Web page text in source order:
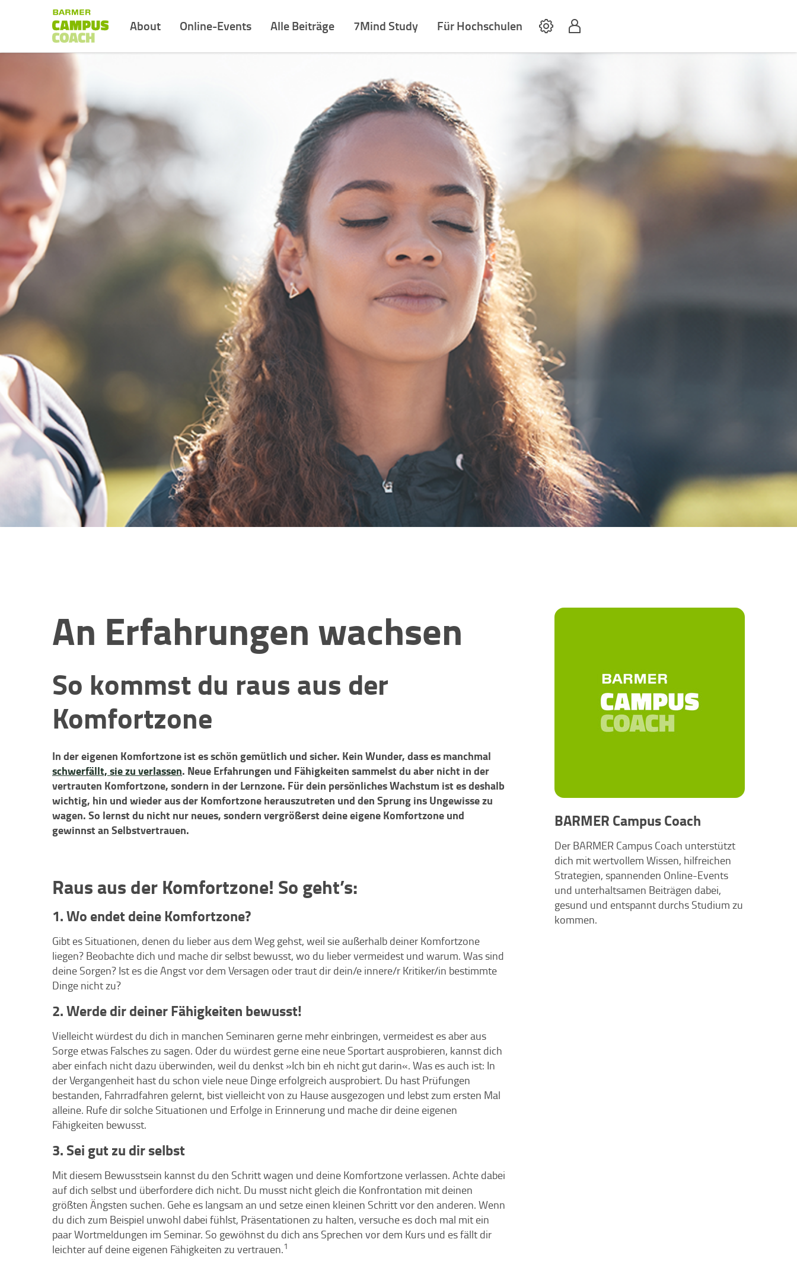
About Online-Events Alle Beiträge 7Mind Study Für Hochschulen SettingsProfil
An Erfahrungen wachsen
So kommst du raus aus der
Komfortzone
In der eigenen Komfortzone ist es schön gemütlich und sicher. Kein Wunder, dass es manchmal
schwerfällt, sie zu verlassen. Neue Erfahrungen und Fähigkeiten sammelst du aber nicht in der
vertrauten Komfortzone, sondern in der Lernzone. Für dein persönliches Wachstum ist es deshalb
wichtig, hin und wieder aus der Komfortzone herauszutreten und den Sprung ins Ungewisse zu
wagen. So lernst du nicht nur neues, sondern vergrößerst deine eigene Komfortzone und
gewinnst an Selbstvertrauen.
Raus aus der Komfortzone! So geht’s:
1. Wo endet deine Komfortzone?
Gibt es Situationen, denen du lieber aus dem Weg gehst, weil sie außerhalb deiner Komfortzone
liegen? Beobachte dich und mache dir selbst bewusst, wo du lieber vermeidest und warum. Was sind
deine Sorgen? Ist es die Angst vor dem Versagen oder traut dir dein/e innere/r Kritiker/in bestimmte
Dinge nicht zu?
2. Werde dir deiner Fähigkeiten bewusst!
Vielleicht würdest du dich in manchen Seminaren gerne mehr einbringen, vermeidest es aber aus
Sorge etwas Falsches zu sagen. Oder du würdest gerne eine neue Sportart ausprobieren, kannst dich
aber einfach nicht dazu überwinden, weil du denkst »Ich bin eh nicht gut darin«. Was es auch ist: In
der Vergangenheit hast du schon viele neue Dinge erfolgreich ausprobiert. Du hast Prüfungen
bestanden, Fahrradfahren gelernt, bist vielleicht von zu Hause ausgezogen und lebst zum ersten Mal
alleine. Rufe dir solche Situationen und Erfolge in Erinnerung und mache dir deine eigenen
Fähigkeiten bewusst.
3. Sei gut zu dir selbst
Mit diesem Bewusstsein kannst du den Schritt wagen und deine Komfortzone verlassen. Achte dabei
auf dich selbst und überfordere dich nicht. Du musst nicht gleich die Konfrontation mit deinen
größten Ängsten suchen. Gehe es langsam an und setze einen kleinen Schritt vor den anderen. Wenn
du dich zum Beispiel unwohl dabei fühlst, Präsentationen zu halten, versuche es doch mal mit ein
paar Wortmeldungen im Seminar. So gewöhnst du dich ans Sprechen vor dem Kurs und es fällt dir
leichter auf deine eigenen Fähigkeiten zu vertrauen.1
BARMER Campus Coach
Der BARMER Campus Coach unterstützt
dich mit wertvollem Wissen, hilfreichen
Strategien, spannenden Online-Events
und unterhaltsamen Beiträgen dabei,
gesund und entspannt durchs Studium zu
kommen.